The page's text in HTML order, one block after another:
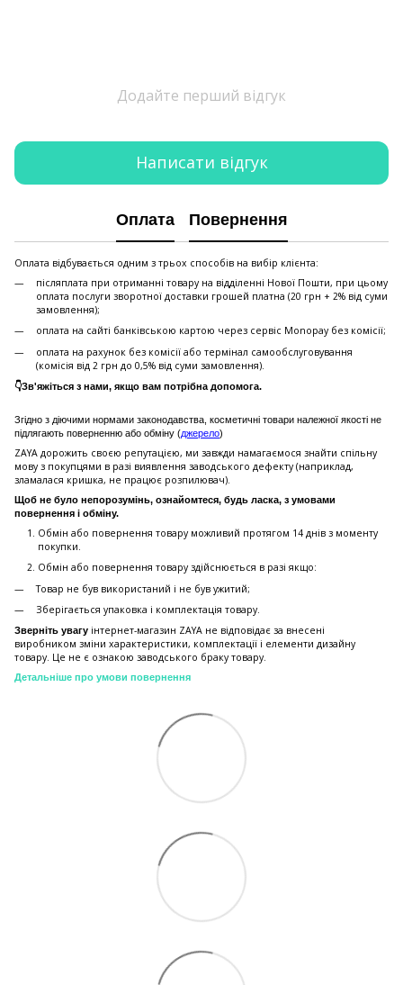
Додайте перший відгук
Написати відгук
Оплата Повернення
Оплата відбувається одним з трьох способів на вибір клієнта:
післяплата при отриманні товару на відділенні Нової Пошти, при цьому
оплата послуги зворотної доставки грошей платна (20 грн + 2% від суми
замовлення);
оплата на сайті банківською картою через сервіс Monopay без комісії;
оплата на рахунок без комісії або термінал самообслуговування
(комісія від 2 грн до 0,5% від суми замовлення).
👇Зв'яжіться з нами, якщо вам потрібна допомога.
Згідно з діючими нормами законодавства, косметичні товари належної якості не
підлягають поверненню або обміну (джерело)
ZAYA дорожить своєю репутацією, ми завжди намагаємося знайти спільну
мову з покупцями в разі виявлення заводського дефекту (наприклад,
зламалася кришка, не працює розпилювач).
Щоб не було непорозумінь, ознайомтеся, будь ласка, з умовами
повернення і обміну.
Обмін або повернення товару можливий протягом 14 днів з моменту
покупки.
Обмiн або повернення товару здійснюється в разі якщо:
Товар не був використаний і не був ужитий;
Зберiгається упаковка і комплектація товару.
Зверніть увагу інтернет-магазин ZAYA не відповідає за внесені
виробником зміни характеристики, комплектації і елементи дизайну
товару. Це не є ознакою заводського браку товару.
Детальніше про умови повернення